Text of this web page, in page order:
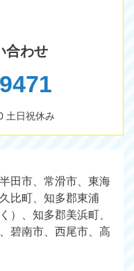
合わせ
土日祝休み
田市、常滑市、東海
比町、知多郡東浦
）、知多郡美浜町、
碧南市、西尾市、高